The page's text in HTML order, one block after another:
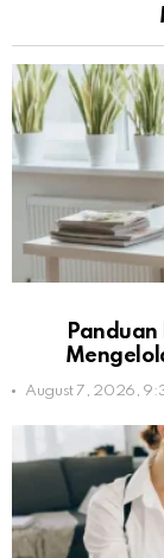
August 7, 2026,